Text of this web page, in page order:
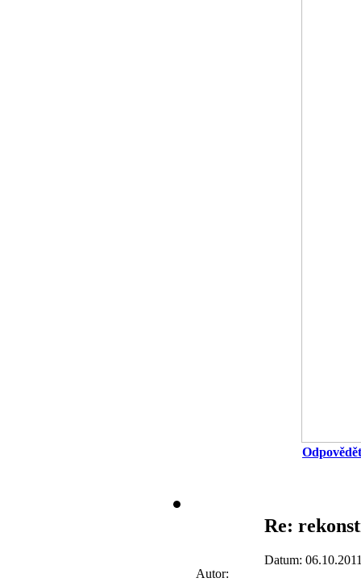
Odpovědět
Autor:
Re:
Datum: